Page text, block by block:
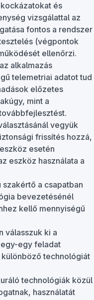
és
vizsgálattal az
fontos a rendszer
(végpontok
ellenőrzi.
alkalmazás
telemetriai adatot tud
előzetes
mint a
vegyük
frissítés hozzá,
esetén
eszköz használata a
a csapatban
bevezetésénél
kellő mennyiségű
válasszuk ki a
egy feladat
technológiát
technológiák közül
használatát